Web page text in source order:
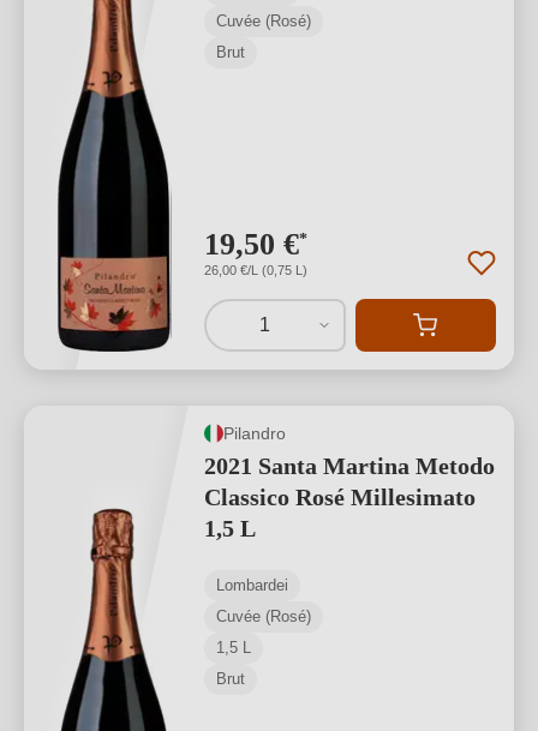
Cuvée (Rosé)
Brut
19,50 €*
26,00 €/L (0,75 L)
1
Pilandro
2021 Santa Martina Metodo
Classico Rosé Millesimato
1,5 L
Lombardei
Cuvée (Rosé)
1,5 L
Brut